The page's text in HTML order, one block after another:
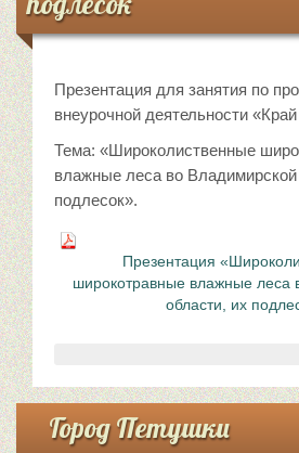
Презентация для занятия по
внеурочной деятельности
Тема: «Широколиственные
влажные леса во Владимирской
подлесок».
Презентация
широкотравные влажные леса
области, их
Город Петушки